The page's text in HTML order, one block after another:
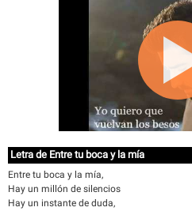
Letra de Entre tu boca y la mía
Entre tu boca y la mía,
Hay un millón de silencios
Hay un instante de duda,